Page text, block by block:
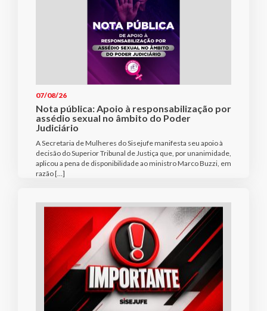
07/08/26
Nota pública: Apoio à responsabilização por
assédio sexual no âmbito do Poder
Judiciário
A Secretaria de Mulheres do Sisejufe manifesta seu apoio à
decisão do Superior Tribunal de Justiça que, por unanimidade,
aplicou a pena de disponibilidade ao ministro Marco Buzzi, em
razão […]